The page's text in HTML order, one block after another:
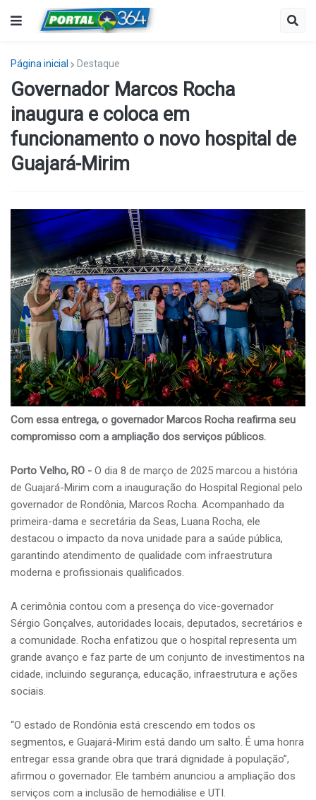
Página inicial Destaque
Governador Marcos Rocha
inaugura e coloca em
funcionamento o novo hospital de
Guajará-Mirim
Com essa entrega, o governador Marcos Rocha reafirma seu
compromisso com a ampliação dos serviços públicos.
Porto Velho, RO - O dia 8 de março de 2025 marcou a história
de Guajará-Mirim com a inauguração do Hospital Regional pelo
governador de Rondônia, Marcos Rocha. Acompanhado da
primeira-dama e secretária da Seas, Luana Rocha, ele
destacou o impacto da nova unidade para a saúde pública,
garantindo atendimento de qualidade com infraestrutura
moderna e profissionais qualificados.
A cerimônia contou com a presença do vice-governador
Sérgio Gonçalves, autoridades locais, deputados, secretários e
a comunidade. Rocha enfatizou que o hospital representa um
grande avanço e faz parte de um conjunto de investimentos na
cidade, incluindo segurança, educação, infraestrutura e ações
sociais.
“O estado de Rondônia está crescendo em todos os
segmentos, e Guajará-Mirim está dando um salto. É uma honra
entregar essa grande obra que trará dignidade à população”,
afirmou o governador. Ele também anunciou a ampliação dos
serviços com a inclusão de hemodiálise e UTI.